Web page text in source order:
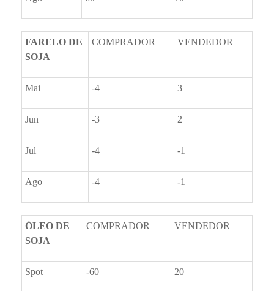
FARELO DE
SOJA
COMPRADOR VENDEDOR
Mai -4 3
Jun -3 2
Jul -4 -1
Ago -4 -1
ÓLEO DE
SOJA
COMPRADOR VENDEDOR
Spot -60 20